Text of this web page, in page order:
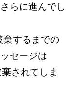
らに進んでし
するまでの
セージは
されてしま